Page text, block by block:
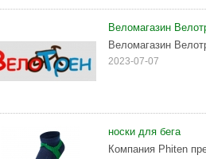
Веломагазин
Веломагазин
2023-07-07
носки для бега
Компания Phiten